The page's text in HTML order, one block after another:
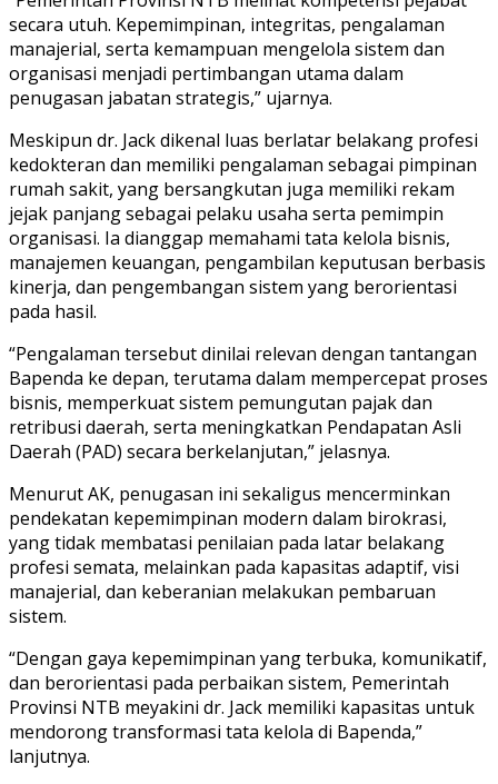
secara utuh. Kepemimpinan, integritas, pengalaman
manajerial, serta kemampuan mengelola sistem dan
organisasi menjadi pertimbangan utama dalam
penugasan jabatan strategis,” ujarnya.
Meskipun dr. Jack dikenal luas berlatar belakang profesi
kedokteran dan memiliki pengalaman sebagai pimpinan
rumah sakit, yang bersangkutan juga memiliki rekam
jejak panjang sebagai pelaku usaha serta pemimpin
organisasi. Ia dianggap memahami tata kelola bisnis,
manajemen keuangan, pengambilan keputusan berbasis
kinerja, dan pengembangan sistem yang berorientasi
pada hasil.
“Pengalaman tersebut dinilai relevan dengan tantangan
Bapenda ke depan, terutama dalam mempercepat proses
bisnis, memperkuat sistem pemungutan pajak dan
retribusi daerah, serta meningkatkan Pendapatan Asli
Daerah (PAD) secara berkelanjutan,” jelasnya.
Menurut AK, penugasan ini sekaligus mencerminkan
pendekatan kepemimpinan modern dalam birokrasi,
yang tidak membatasi penilaian pada latar belakang
profesi semata, melainkan pada kapasitas adaptif, visi
manajerial, dan keberanian melakukan pembaruan
sistem.
“Dengan gaya kepemimpinan yang terbuka, komunikatif,
dan berorientasi pada perbaikan sistem, Pemerintah
Provinsi NTB meyakini dr. Jack memiliki kapasitas untuk
mendorong transformasi tata kelola di Bapenda,”
lanjutnya.